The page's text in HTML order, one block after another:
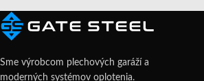
Sme výrobcom plechových garáží a
moderných systémov oplotenia.